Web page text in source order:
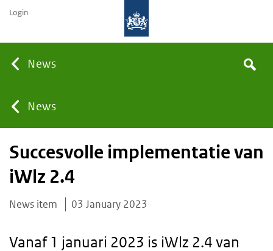
News
You
are
News
the
Search
Login
Succesvolle implementatie van
iWlz 2.4
News item 03 January 2023
Vanaf 1 januari 2023 is iWlz 2.4 van